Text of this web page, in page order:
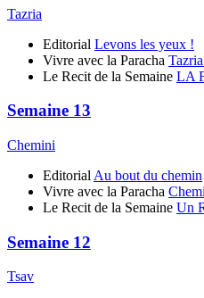
Tazria
Editorial Levons les yeux !
Vivre avec la Paracha
Le Recit de la Semaine LA
Semaine 13
Chemini
Editorial Au bout du chemin
Vivre avec la Paracha
Le Recit de la Semaine Un
Semaine 12
Tsav